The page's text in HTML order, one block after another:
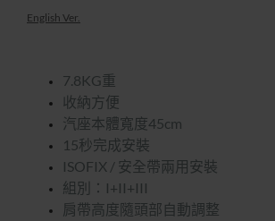
English Ver.
7.8KG重
收納方便
汽座本體寬度45cm
15秒完成安裝
ISOFIX / 安全帶兩用安裝
組別：I+II+III
肩帶高度隨頭部自動調整